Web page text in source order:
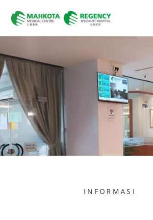
INFORMASI